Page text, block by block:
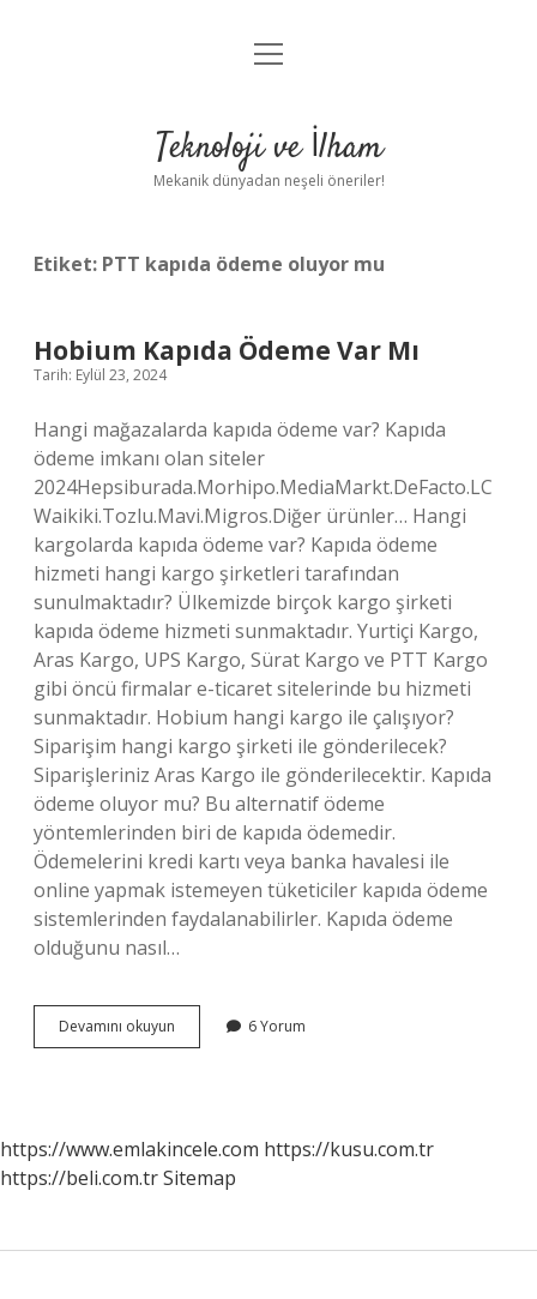
Anasayfa
Yasal Uyarı
menüyü
Teknoloji ve İlham
Mekanik dünyadan neşeli öneriler!
Etiket: PTT kapıda ödeme oluyor mu
Hobium Kapıda Ödeme Var Mı
Tarih: Eylül 23, 2024
Hangi mağazalarda kapıda ödeme var? Kapıda
ödeme imkanı olan siteler
2024Hepsiburada.Morhipo.MediaMarkt.DeFacto.LC
Waikiki.Tozlu.Mavi.Migros.Diğer ürünler… Hangi
kargolarda kapıda ödeme var? Kapıda ödeme
hizmeti hangi kargo şirketleri tarafından
sunulmaktadır? Ülkemizde birçok kargo şirketi
kapıda ödeme hizmeti sunmaktadır. Yurtiçi Kargo,
Aras Kargo, UPS Kargo, Sürat Kargo ve PTT Kargo
gibi öncü firmalar e-ticaret sitelerinde bu hizmeti
sunmaktadır. Hobium hangi kargo ile çalışıyor?
Siparişim hangi kargo şirketi ile gönderilecek?
Siparişleriniz Aras Kargo ile gönderilecektir. Kapıda
ödeme oluyor mu? Bu alternatif ödeme
yöntemlerinden biri de kapıda ödemedir.
Ödemelerini kredi kartı veya banka havalesi ile
online yapmak istemeyen tüketiciler kapıda ödeme
sistemlerinden faydalanabilirler. Kapıda ödeme
olduğunu nasıl…
Devamını okuyun Hobium
Kapıda
6 Yorum
https://www.emlakincele.com https://kusu.com.tr
https://beli.com.trSitemap